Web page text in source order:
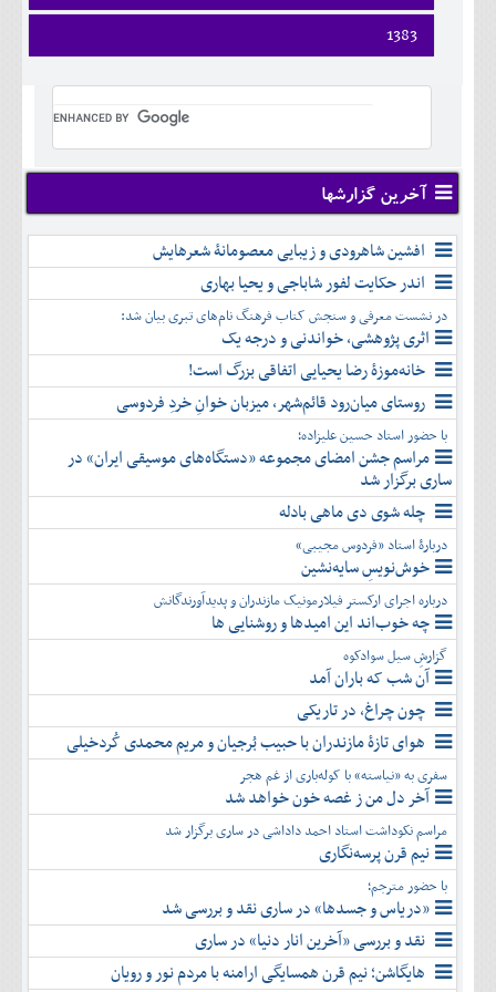
اسفند
دی
بهمن
آبان
آذر
دی
بهمن
شهريور
مهر
آبان
آذر
تير
مرداد
شهريور
مهر
دی
بهمن
اسفند
ارديبهشت
خرداد
تير
مرداد
آبان
آذر
دی
بهمن
اسفند
فروردين
ارديبهشت
خرداد
شهريور
مهر
آبان
آذر
دی
بهمن
اسفند
1383
فروردين
تير
مرداد
شهريور
مهر
آبان
آذر
دی
بهمن
اسفند
آخرین گزارشها
افشین شاهرودی و زیبایی معصومانۀ شعرهایش
اندر حکایت لفور شاباجی و یحیا بهاری
در نشست معرفی و سنجش کتاب فرهنگ نام‌های تبری بیان شد:
اثری پژوهشی، خواندنی و درجه یک
خانه‌موزۀ رضا یحیایی اتفاقی بزرگ است!
روستای میان‌رود قائم‌شهر، میزبان خوانِ خردِ فردوسی
با حضور استاد حسین علیزاده؛
مراسم جشن امضای مجموعه «دستگاه‌های موسیقی ایران» در
ساری برگزار شد
چله شوی دی ماهی بادله
دربارۀ استاد «فردوس مجیبی»
خوش‌نویسِ سایه‌نشین
درباره اجرای ارکستر فیلارمونیک مازندران و پدیدآورندگانش
چه خوب‌اند این امیدها و روشنایی ها
گزارشِ سیل سوادکوه
آن شب که باران آمد
چون چراغ، در تاریکی
هوای تازۀ مازندران با حبیب بُرجیان و مریم محمدی کُردخیلی
سفری به «نیاسته» با کوله‌باری از غم هجر
آخر دل من ز غصه خون خواهد شد
مراسم نکوداشت استاد احمد داداشی در ساری برگزار شد
نیم قرن پرسه‌نگاری
با حضور مترجم؛
«دریاس و جسدها» در ساری نقد و بررسی شد
نقد و بررسی «آخرین انار دنیا» در ساری
هایگاشن؛ نیم قرن همسایگی ارامنه با مردم نور و رویان